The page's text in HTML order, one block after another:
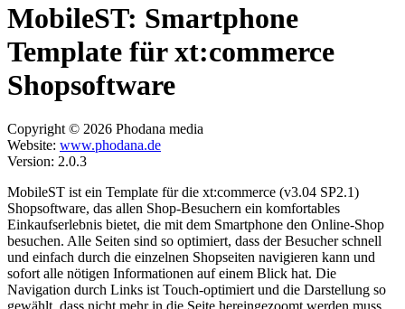
MobileST: Smartphone
Template für xt:commerce
Shopsoftware
Copyright © 2026 Phodana media
Website: www.phodana.de
Version: 2.0.3
MobileST ist ein Template für die xt:commerce (v3.04 SP2.1)
Shopsoftware, das allen Shop-Besuchern ein komfortables
Einkaufserlebnis bietet, die mit dem Smartphone den Online-Shop
besuchen. Alle Seiten sind so optimiert, dass der Besucher schnell
und einfach durch die einzelnen Shopseiten navigieren kann und
sofort alle nötigen Informationen auf einem Blick hat. Die
Navigation durch Links ist Touch-optimiert und die Darstellung so
gewählt, dass nicht mehr in die Seite hereingezoomt werden muss.